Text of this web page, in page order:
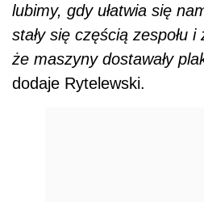
lubimy, gdy ułatwia się
stały się częścią zespołu i
że maszyny dostawały
dodaje Rytelewski.